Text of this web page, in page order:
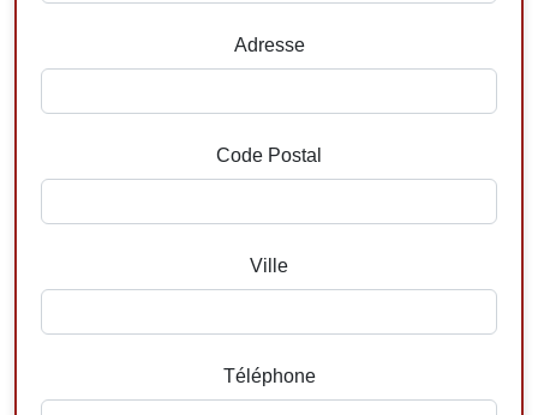
Adresse
Code Postal
Ville
Téléphone